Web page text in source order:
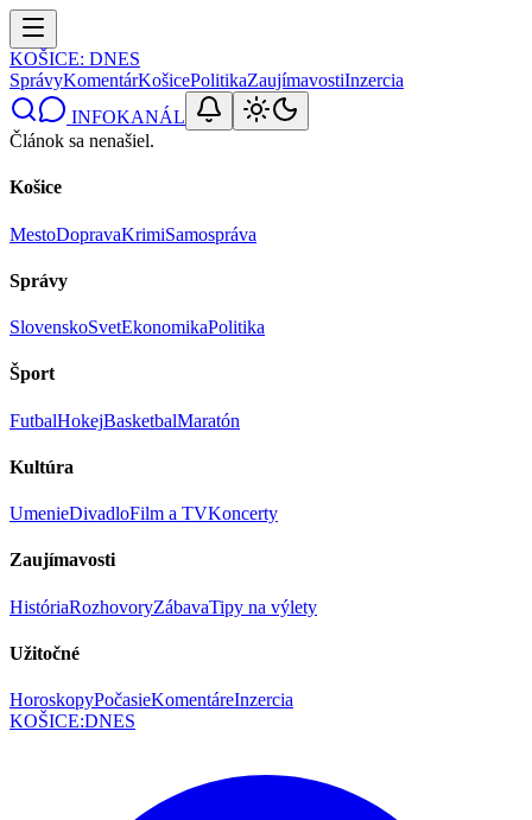
KOŠICE: DNES
SprávyKomentárKošicePolitikaZaujímavostiInzercia
INFOKANÁL
Článok sa nenašiel.
Košice
MestoDopravaKrimiSamospráva
Správy
SlovenskoSvetEkonomikaPolitika
Šport
FutbalHokejBasketbalMaratón
Kultúra
UmenieDivadloFilm a TVKoncerty
Zaujímavosti
HistóriaRozhovoryZábavaTipy na výlety
Užitočné
HoroskopyPočasieKomentáreInzercia
KOŠICE:DNES